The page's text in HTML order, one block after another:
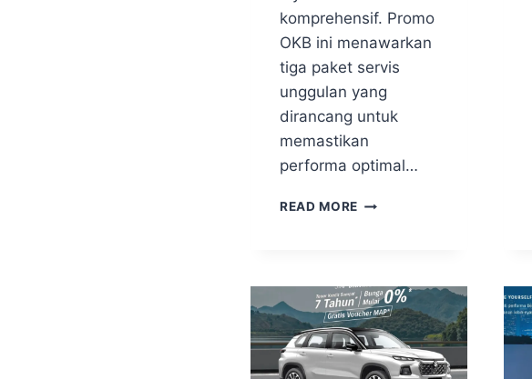
komprehensif. Promo
OKB ini menawarkan
tiga paket servis
unggulan yang
dirancang untuk
memastikan
performa optimal…
READ MORE